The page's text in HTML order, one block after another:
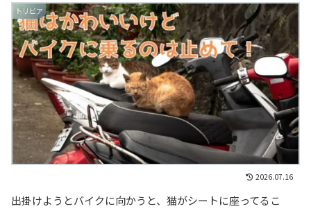
トリビア
2026.07.16
出掛けようとバイクに向かうと、猫がシートに座ってるこ